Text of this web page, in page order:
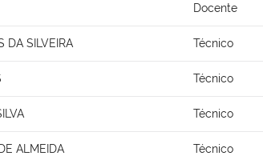
Docente
DA SILVEIRA Técnico
Técnico
Técnico
ALMEIDA Técnico